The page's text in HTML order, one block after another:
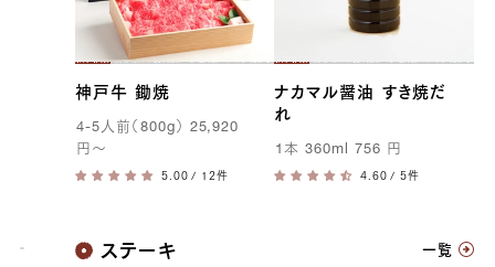
神戸牛 鋤焼
4-5人前（ 800g） 25,920
円 〜
/ 12件
ナカマル醤油 すき焼だ
れ
1本360ml 756 円
/ 5件
神戸牛
ステーキ 一覧